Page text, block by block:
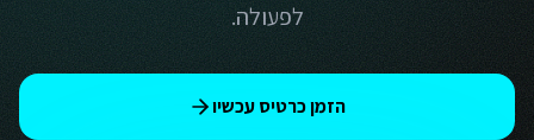
לפעולה.
הזמן כרטיס עכשיו